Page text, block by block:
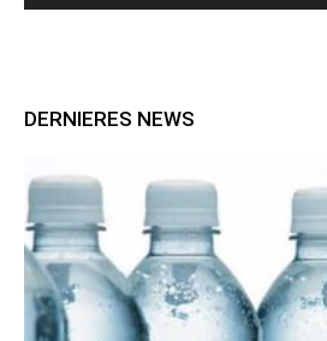
DERNIERES NEWS